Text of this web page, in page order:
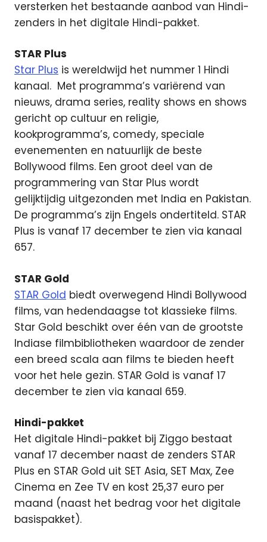
versterken het bestaande aanbod van Hindi-
zenders in het digitale Hindi-pakket.
STAR Plus
Star Plus is wereldwijd het nummer 1 Hindi
kanaal. Met programma’s variërend van
nieuws, drama series, reality shows en shows
gericht op cultuur en religie,
kookprogramma’s, comedy, speciale
evenementen en natuurlijk de beste
Bollywood films. Een groot deel van de
programmering van Star Plus wordt
gelijktijdig uitgezonden met India en Pakistan.
De programma’s zijn Engels ondertiteld. STAR
Plus is vanaf 17 december te zien via kanaal
657.
STAR Gold
STAR Gold biedt overwegend Hindi Bollywood
films, van hedendaagse tot klassieke films.
Star Gold beschikt over één van de grootste
Indiase filmbibliotheken waardoor de zender
een breed scala aan films te bieden heeft
voor het hele gezin. STAR Gold is vanaf 17
december te zien via kanaal 659.
Hindi-pakket
Het digitale Hindi-pakket bij Ziggo bestaat
vanaf 17 december naast de zenders STAR
Plus en STAR Gold uit SET Asia, SET Max, Zee
Cinema en Zee TV en kost 25,37 euro per
maand (naast het bedrag voor het digitale
basispakket).